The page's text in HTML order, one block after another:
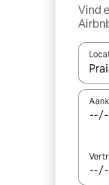
Vind